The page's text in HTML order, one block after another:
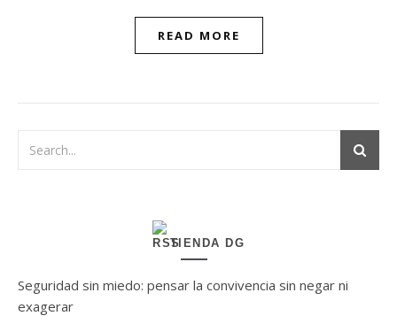
READ MORE
TIENDA DG
Seguridad sin miedo: pensar la convivencia sin negar ni
exagerar